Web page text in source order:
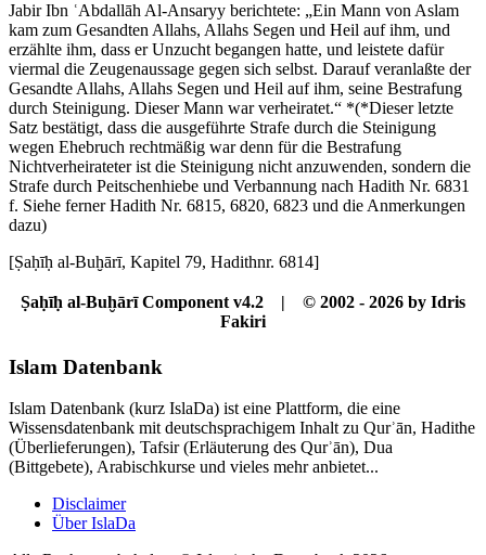
Jabir Ibn ʿAbdallāh Al-Ansaryy berichtete: „Ein Mann von Aslam
kam zum Gesandten Allahs, Allahs Segen und Heil auf ihm, und
erzählte ihm, dass er Unzucht begangen hatte, und leistete dafür
viermal die Zeugenaussage gegen sich selbst. Darauf veranlaßte der
Gesandte Allahs, Allahs Segen und Heil auf ihm, seine Bestrafung
durch Steinigung. Dieser Mann war verheiratet.“ *(*Dieser letzte
Satz bestätigt, dass die ausgeführte Strafe durch die Steinigung
wegen Ehebruch rechtmäßig war denn für die Bestrafung
Nichtverheirateter ist die Steinigung nicht anzuwenden, sondern die
Strafe durch Peitschenhiebe und Verbannung nach Hadith Nr. 6831
f. Siehe ferner Hadith Nr. 6815, 6820, 6823 und die Anmerkungen
dazu)
[Ṣaḥīḥ al-Buḫārī, Kapitel 79, Hadithnr. 6814]
Ṣaḥīḥ al-Buḫārī Component v4.2 | © 2002 - 2026 by Idris
Fakiri
Islam Datenbank
Islam Datenbank (kurz IslaDa) ist eine Plattform, die eine
Wissensdatenbank mit deutschsprachigem Inhalt zu Qurʾān, Hadithe
(Überlieferungen), Tafsir (Erläuterung des Qurʾān), Dua
(Bittgebete), Arabischkurse und vieles mehr anbietet...
Disclaimer
Über IslaDa